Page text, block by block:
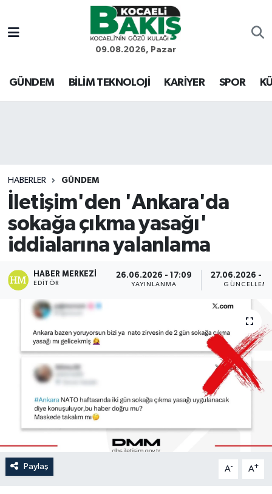
09.08.2026, Pazar
GÜNDEM BİLİM TEKNOLOJİ KARİYER SPOR
HABERLER GÜNDEM
İletişim'den 'Ankara'da
sokağa çıkma yasağı'
iddialarına yalanlama
HABER MERKEZI
EDITÖR
26.06.2026 - 17:09
YAYINLANMA
27.06.2026 -
Paylaş A- A+
Kocaeli Nöbetçi Eczaneler
Kocaeli Hava Durumu
Son Dakika Haberleri
Haber Arşivi